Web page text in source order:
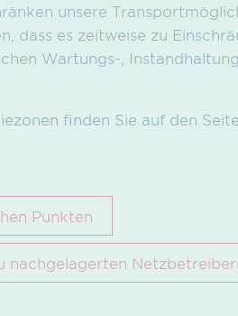
unsere
dass es zeitweise zu
Wartungs-,
finden Sie auf den
Punkten
nachgelagerten